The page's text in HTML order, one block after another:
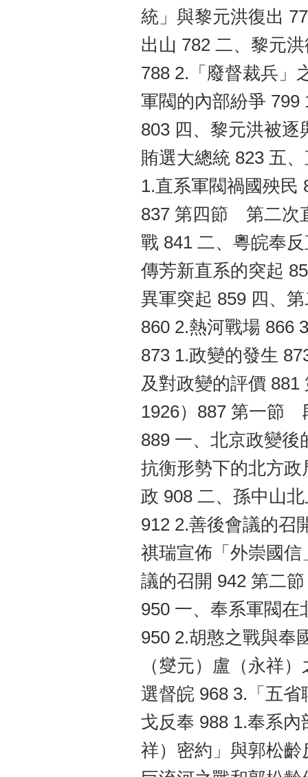
統」與黎元洪復出
出山 782 二、黎元
788 2.「廢督裁兵」
軍閥的內部紛爭 799
803 四、黎元洪被逐
賄選大總統 823 五
1.直系軍閥禍國殃民
837 第四節 第二次
戰 841 二、粵皖奉
傳芳新直系的突起
異軍突起 859 四、
860 2.熱河戰場 866
873 1.政變的發生
及對政變的評價
1926）887 第一節
889 一、北京政變後
抗衡形勢下的北方政
政 908 二、孫中山
912 2.善後會議的召
祺瑞宣佈「外崇國信
議的召開 942 第二
950 一、奉系軍閥在
950 2.胡憨之戰與奉
（燮元）盧（永祥
選督皖 968 3.「五
戈反奉 988 1.奉系
祥）密約」與郭松齡